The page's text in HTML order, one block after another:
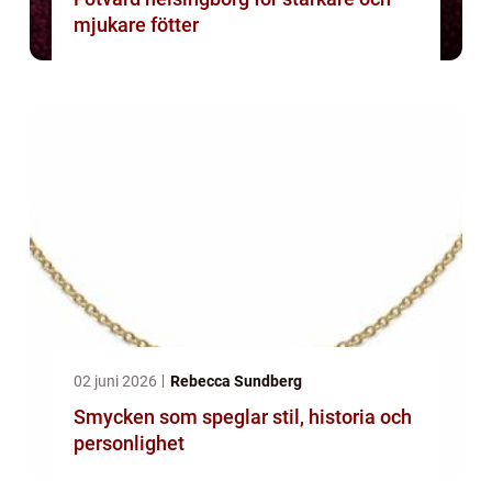
mjukare fötter
02 juni 2026 Rebecca Sundberg
Smycken som speglar stil, historia och
personlighet